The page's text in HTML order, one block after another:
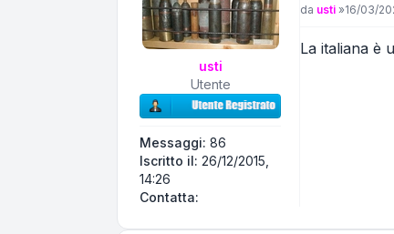
usti
Utente
Messaggi: 86
Iscritto il: 26/12/2015,
14:26
Contatta:
Messaggio
da usti »16/03/
La italiana è